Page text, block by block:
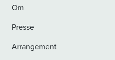
Om
Presse
Arrangement